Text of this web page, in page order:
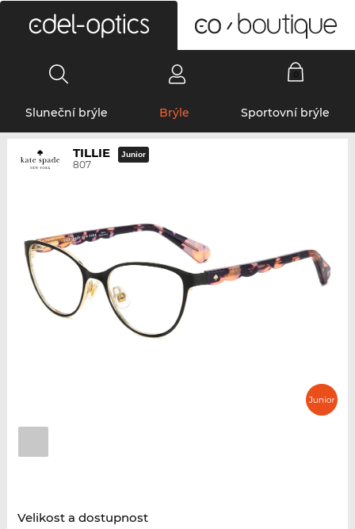
Sluneční brýle Brýle Sportovní brýle
TILLIE
807
Junior
Velikost a dostupnost